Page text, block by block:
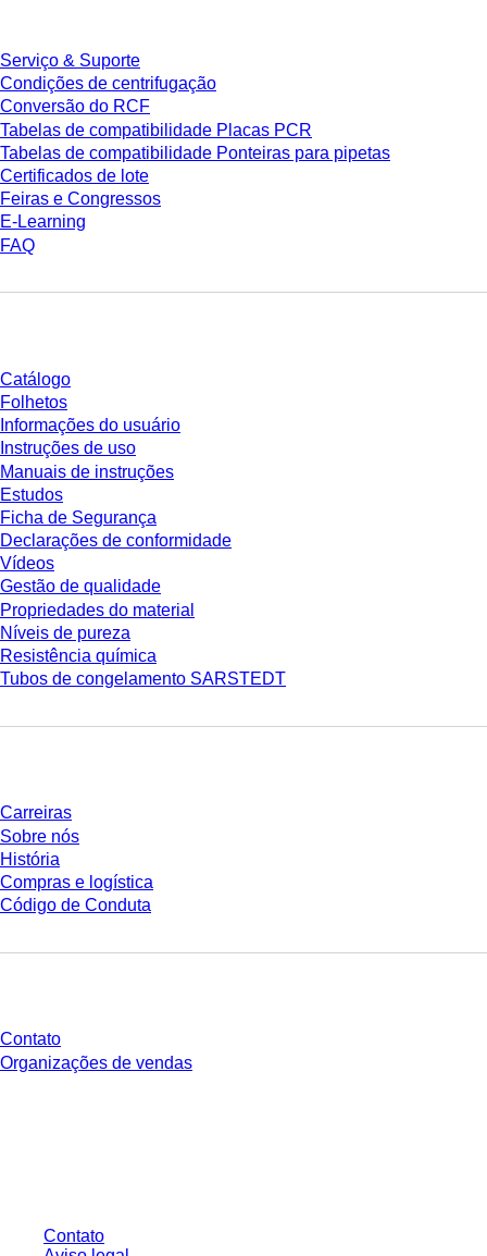
Serviço & Suporte
Condições de centrifugação
Conversão do RCF
Tabelas de compatibilidade Placas PCR
Tabelas de compatibilidade Ponteiras para pipetas
Certificados de lote
Feiras e Congressos
E-Learning
FAQ
Catálogo
Folhetos
Informações do usuário
Instruções de uso
Manuais de instruções
Estudos
Ficha de Segurança
Declarações de conformidade
Vídeos
Gestão de qualidade
Propriedades do material
Níveis de pureza
Resistência química
Tubos de congelamento SARSTEDT
Carreiras
Sobre nós
História
Compras e logística
Código de Conduta
Contato
Organizações de vendas
Contato